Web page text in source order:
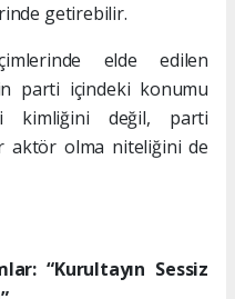
getirebilir.
elde edilen
parti içindeki konumu
kimliğini değil, parti
aktör olma niteliğini de
“Kurultayın Sessiz